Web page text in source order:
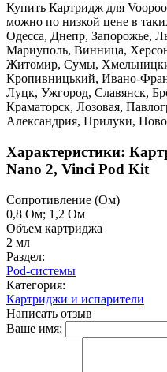
Купить Картридж для
можно по низкой цене в
Одесса, Днепр, Запорожье,
Мариуполь, Винница,
Житомир, Сумы,
Кропивницький, Ивано-
Луцк, Ужгород, Славянск,
Краматорск, Лозовая,
Александрия, Прилуки,
Характеристики:
Nano 2, Vinci Pod Kit
Cопротивление (Ом)
0,8 Ом; 1,2 Ом
Объем картриджа
2 мл
Раздел:
Pod-системы
Категория:
Картриджи и испарители
Написать отзыв
Ваше имя: